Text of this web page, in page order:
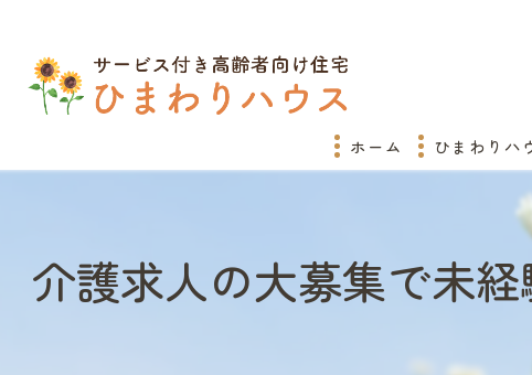
ホーム ひまわりハ
介護求人の大募集で未